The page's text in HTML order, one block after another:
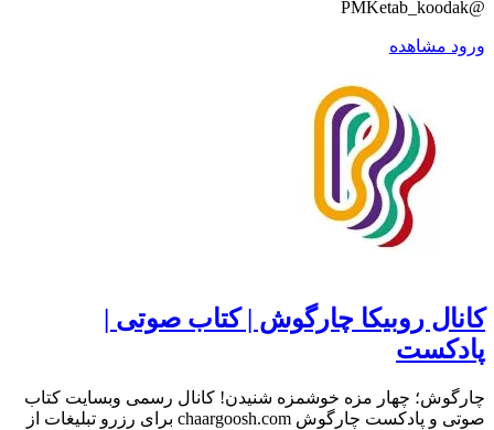
@PMKetab_koodak
ورود مشاهده
کانال روبیکا چارگوش | کتاب صوتی |
پادکست
چارگوش؛ چهار مزه خوشمزه شنیدن! کانال رسمی وبسایت کتاب
صوتی و پادکست چارگوش chaargoosh.com برای رزرو تبلیغات از